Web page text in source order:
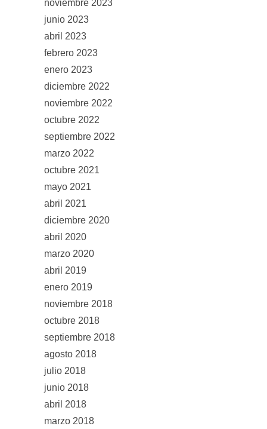
noviembre 2023
junio 2023
abril 2023
febrero 2023
enero 2023
diciembre 2022
noviembre 2022
octubre 2022
septiembre 2022
marzo 2022
octubre 2021
mayo 2021
abril 2021
diciembre 2020
abril 2020
marzo 2020
abril 2019
enero 2019
noviembre 2018
octubre 2018
septiembre 2018
agosto 2018
julio 2018
junio 2018
abril 2018
marzo 2018